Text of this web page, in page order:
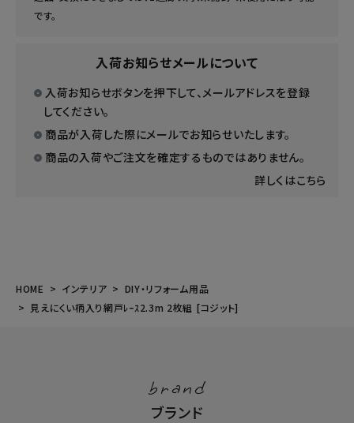
です。
入荷お知らせメールについて
入荷お知らせボタンを押下して、メールアドレスを登録
してください。
商品が入荷した際にメールでお知らせいたします。
商品の入荷やご注文を確定するものではありません。
詳しくはこちら
HOME インテリア
DIY・リフォーム用品
見えにくい柄入り網戸ﾚｰｽ2.3m 2枚組 [コジット]
brand
ブランド